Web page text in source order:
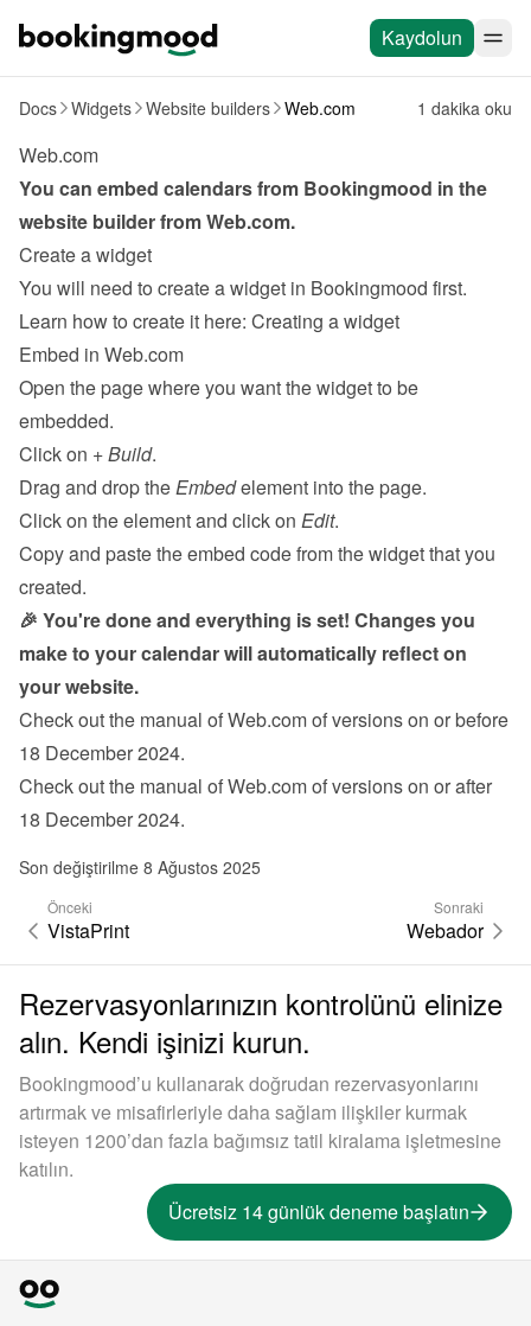
Kaydolun
Docs Widgets Website builders Web.com 1 dakika oku
Web.com
You can embed calendars from Bookingmood in the
website builder from Web.com.
Create a widget
You will need to create a widget in Bookingmood first.
Learn how to create it here: Creating a widget
Embed in Web.com
Open the page where you want the widget to be
embedded.
Click on + Build.
Drag and drop the Embed element into the page.
Click on the element and click on Edit.
Copy and paste the embed code from the widget that you
created.
🎉 You're done and everything is set! Changes you
make to your calendar will automatically reflect on
your website.
Check out the manual of Web.com of versions on or before
18 December 2024.
Check out the manual of Web.com of versions on or after
18 December 2024.
Son değiştirilme 8 Ağustos 2025
Önceki
VistaPrint
Sonraki
Webador
Rezervasyonlarınızın kontrolünü elinize
alın. Kendi işinizi kurun.
Bookingmood’u kullanarak doğrudan rezervasyonlarını
artırmak ve misafirleriyle daha sağlam ilişkiler kurmak
isteyen 1200’dan fazla bağımsız tatil kiralama işletmesine
katılın.
Ücretsiz 14 günlük deneme başlatın